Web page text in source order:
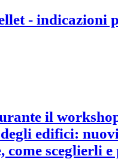
- indicazioni
il
edifici:
sceglierli e